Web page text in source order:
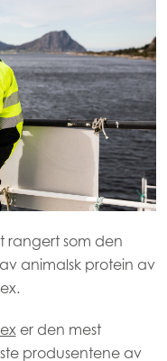
rangert som den
animalsk protein av
er den mest
produsentene av